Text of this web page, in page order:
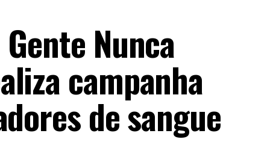
Nunca
campanha
de sangue